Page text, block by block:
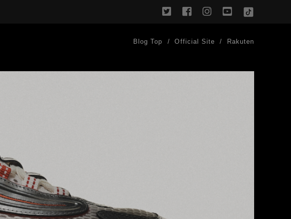
twitterfacebookinstagram
youtube
TikTok
Blog Top Official Site Rakuten